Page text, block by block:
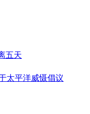
五天
太平洋威慑倡议